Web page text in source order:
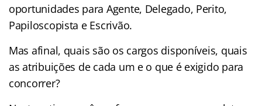
oportunidades para Agente, Delegado, Perito,
Papiloscopista e Escrivão.
Mas afinal, quais são os cargos disponíveis, quais
as atribuições de cada um e o que é exigido para
concorrer?